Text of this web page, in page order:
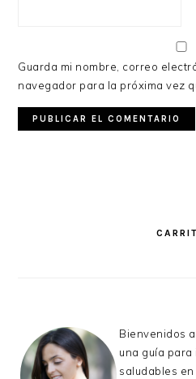
Guarda mi nombre, correo
navegador para la próxima vez
Bienvenidos
una guía
saludables